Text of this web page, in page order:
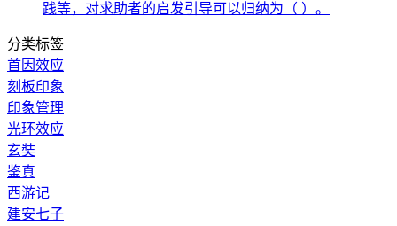
践等，对求助者的启发引导可以归纳为（ ）。
分类标签
首因效应
刻板印象
印象管理
光环效应
玄奘
鉴真
西游记
建安七子